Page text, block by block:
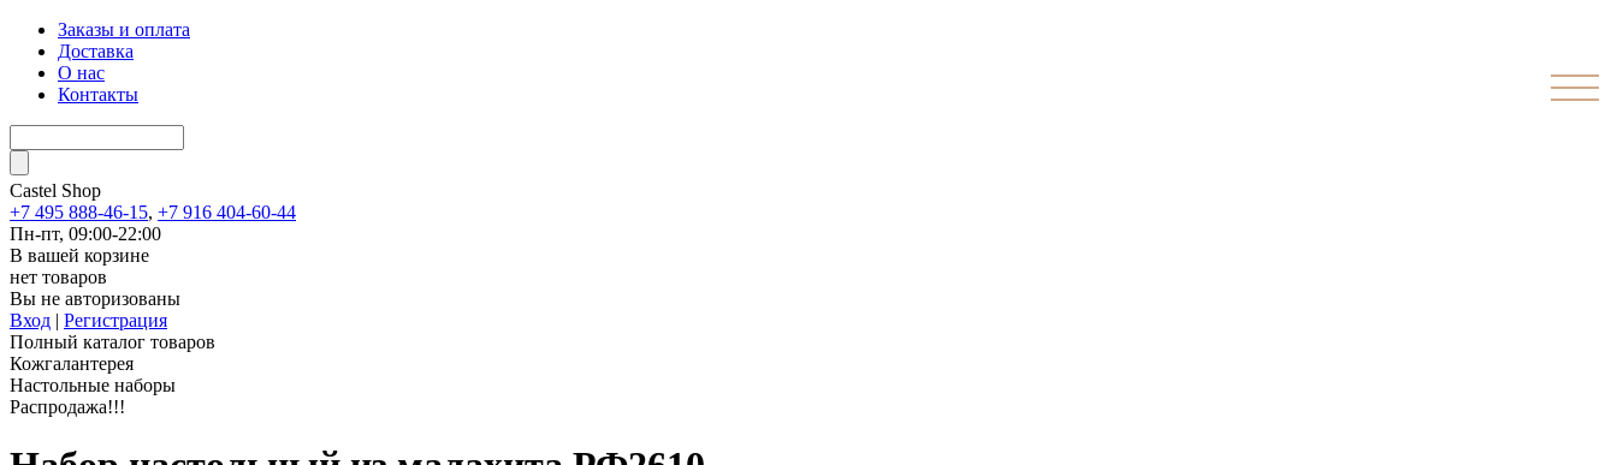
Заказы и оплата
Доставка
О нас
Контакты
Castel Shop
+7 495 888-46-15, +7 916 404-60-44
Пн-пт, 09:00-22:00
В вашей корзине
нет товаров
Вы не авторизованы
Вход | Регистрация
Полный каталог товаров
Кожгалантерея
Настольные наборы
Распродажа!!!